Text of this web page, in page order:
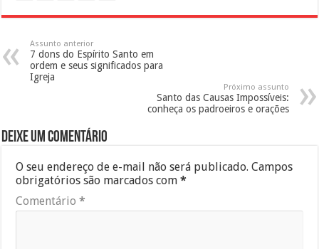
Assunto anterior
7 dons do Espírito Santo em
ordem e seus significados para
Igreja
Próximo assunto
Santo das Causas Impossíveis:
conheça os padroeiros e orações
Deixe um comentário
O seu endereço de e-mail não será publicado. Campos
obrigatórios são marcados com*
Comentário*